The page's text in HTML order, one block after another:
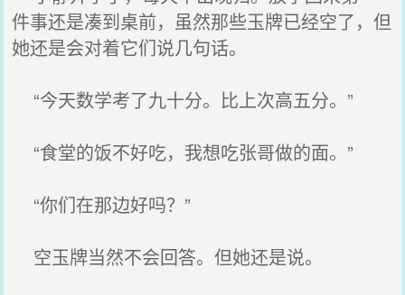
件事还是凑到桌前，虽然那些玉牌已经空了，但
她还是会对着它们说几句话。
“今天数学考了九十分。比上次高五分。”
“食堂的饭不好吃，我想吃张哥做的面。”
“你们在那边好吗？”
空玉牌当然不会回答。但她还是说。